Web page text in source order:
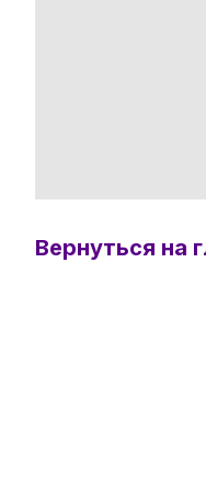
Вернуться на